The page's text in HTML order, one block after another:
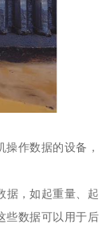
作数据的设备，
据，如起重量、起
些数据可以用于后